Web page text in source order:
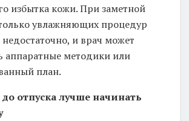
избытка кожи. При заметной
увлажняющих процедур
и врач может
аппаратные методики или
план.
до отпуска лучше начинать